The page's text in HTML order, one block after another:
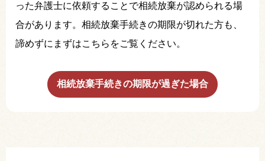
った弁護士に依頼することで相続放棄が認められる場
合があります。相続放棄手続きの期限が切れた方も、
諦めずにまずはこちらをご覧ください。
相続放棄手続きの期限が過ぎた場合